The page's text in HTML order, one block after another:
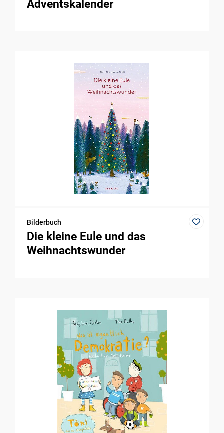
Adventskalender
Bilderbuch
Die kleine Eule und das
Weihnachtswunder